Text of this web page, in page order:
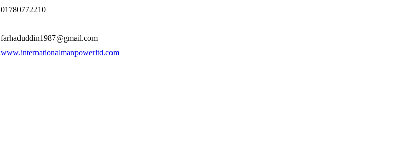
01780772210
farhaduddin1987@gmail.com
www.internationalmanpowerltd.com